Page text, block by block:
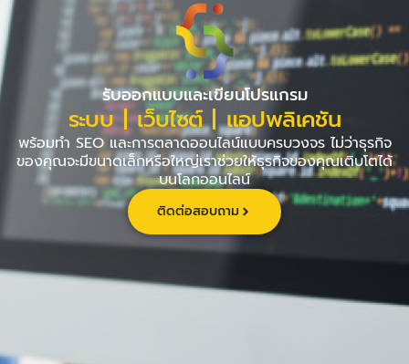
Skip
to
content
รับออกแบบและเขียนโปรแกรม
ระบบ | เว็บไซต์ | แอปพลิเคชัน
พร้อมทำ SEO และการตลาดออนไลน์แบบครบวงจร ไม่ว่าธุรกิจ
ของคุณจะมีขนาดเล็กหรือใหญ่เราช่วยให้ธุรกิจของคุณเติบโตได้
บนโลกออนไลน์
ติดต่อสอบถาม